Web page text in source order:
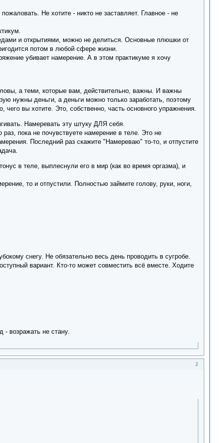
Не хотите - никто не заставляет. Главное - не
и открытиями, можно не делиться. Основные плюшки от
потом в любой сфере жизни.
убивает намерение. А в этом практикуме я хочу
а теми, которые вам, действительно, важны. И важны
нужны деньги, а деньги можно только заработать, поэтому
чего вы хотите. Это, собственно, часть основного упражнения.
Намеревать эту штуку ДЛЯ себя.
пока не почувствуете намерение в теле. Это не
Последний раз скажите "Намереваю" то-то, и отпустите
в теле, выплеснули его в мир (как во время оргазма), и
то и отпустили. Полностью займите голову, руки, ноги,
снегу. Не обязательно весь день проводить в сугробе.
вариант. Кто-то может совместить всё вместе. Ходите
возражать не стану.
2